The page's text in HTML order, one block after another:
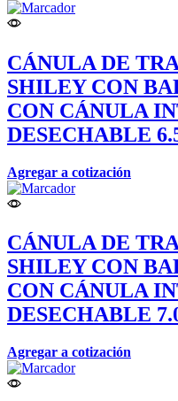
CÁNULA DE
SHILEY CON
CON CÁNULA
DESECHABLE
Agregar a cotización
CÁNULA DE
SHILEY CON
CON CÁNULA
DESECHABLE
Agregar a cotización